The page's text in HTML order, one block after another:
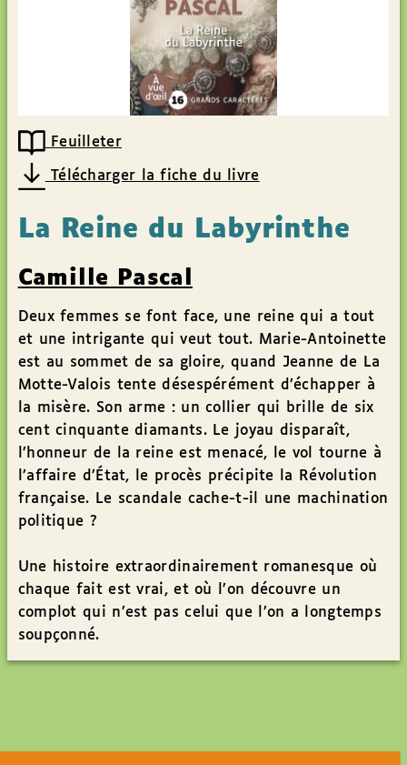
Feuilleter
Télécharger la fiche du livre
La Reine du Labyrinthe
Camille Pascal
Deux femmes se font face, une reine qui a tout
et une intrigante qui veut tout. Marie-Antoinette
est au sommet de sa gloire, quand Jeanne de La
Motte-Valois tente désespérément d’échapper à
la misère. Son arme : un collier qui brille de six
cent cinquante diamants. Le joyau disparaît,
l’honneur de la reine est menacé, le vol tourne à
l’affaire d’État, le procès précipite la Révolution
française. Le scandale cache-t-il une machination
politique ?
Une histoire extraordinairement romanesque où
chaque fait est vrai, et où l’on découvre un
complot qui n’est pas celui que l’on a longtemps
soupçonné.